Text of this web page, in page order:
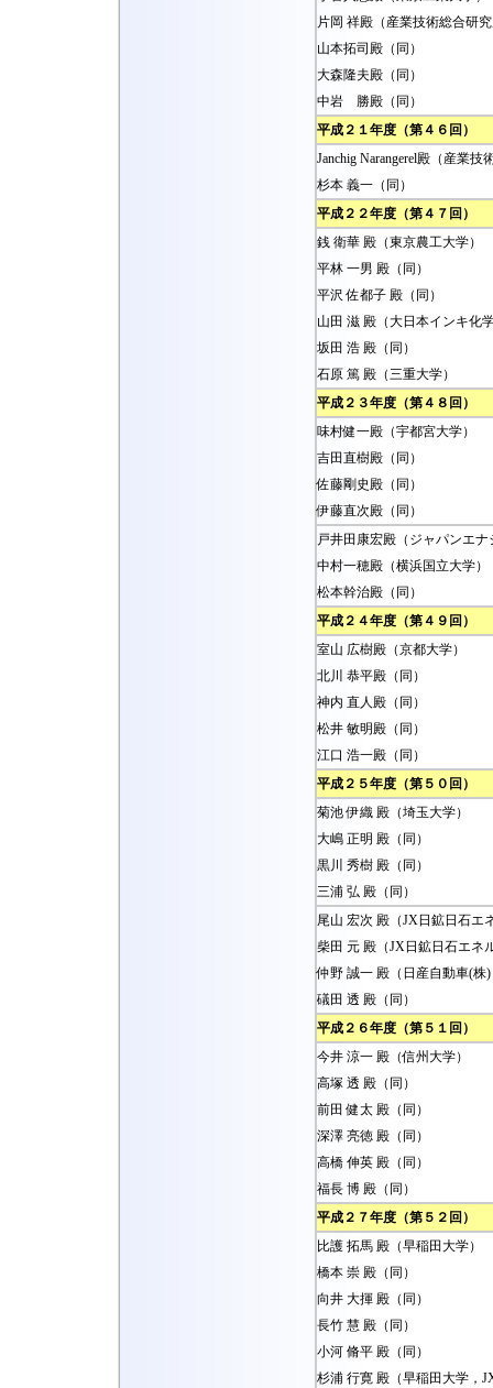
片岡 祥殿（産業技術総合研
山本拓司殿（同）
大森隆夫殿（同）
中岩 勝殿（同）
平成２１年度（第４６回）
Janchig Narangerel殿（産業技
杉本 義一（同）
平成２２年度（第４７回）
銭 衛華 殿（東京農工大学）
平林 一男 殿（同）
平沢 佐都子 殿（同）
山田 滋 殿（大日本インキ化
坂田 浩 殿（同）
石原 篤 殿（三重大学）
平成２３年度（第４８回）
味村健一殿（宇都宮大学）
吉田直樹殿（同）
佐藤剛史殿（同）
伊藤直次殿（同）
戸井田康宏殿（ジャパンエナ
中村一穂殿（横浜国立大学）
松本幹治殿（同）
平成２４年度（第４９回）
室山 広樹殿（京都大学）
北川 恭平殿（同）
神内 直人殿（同）
松井 敏明殿（同）
江口 浩一殿（同）
平成２５年度（第５０回）
菊池 伊織 殿（埼玉大学）
大嶋 正明 殿（同）
黒川 秀樹 殿（同）
三浦 弘 殿（同）
尾山 宏次 殿（JX日鉱日石エ
柴田 元 殿（JX日鉱日石エネ
仲野 誠一 殿（日産自動車(株)
礒田 透 殿（同）
平成２６年度（第５１回）
今井 涼一 殿（信州大学）
高塚 透 殿（同）
前田 健太 殿（同）
深澤 亮徳 殿（同）
高橋 伸英 殿（同）
福長 博 殿（同）
平成２７年度（第５２回）
比護 拓馬 殿（早稲田大学）
橋本 崇 殿（同）
向井 大揮 殿（同）
長竹 慧 殿（同）
小河 脩平 殿（同）
杉浦 行寛 殿（早稲田大学，